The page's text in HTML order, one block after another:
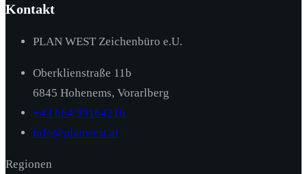
Kontakt
PLAN WEST Zeichenbüro e.U.
Oberklienstraße 11b
6845 Hohenems, Vorarlberg
+43 664 99164216
info@planwest.at
Regionen